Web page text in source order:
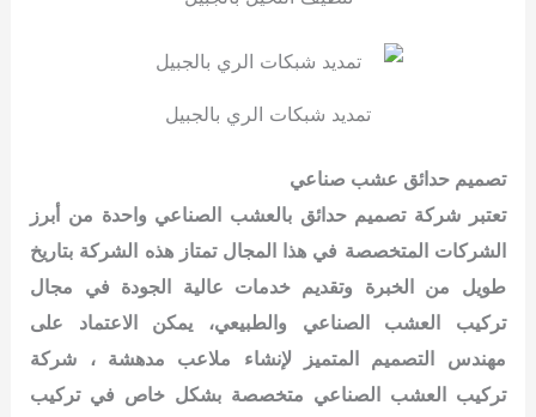
تمديد شبكات الري بالجبيل
تصميم حدائق عشب صناعي
تعتبر شركة تصميم حدائق بالعشب الصناعي واحدة من أبرز
الشركات المتخصصة في هذا المجالتمتاز هذه الشركة بتاريخ
طويل من الخبرة وتقديم خدمات عالية الجودة في مجال
تركيب العشب الصناعي والطبيعي، يمكن الاعتماد على
مهندس التصميم المتميز لإنشاء ملاعب مدهشة ، شركة
تركيب العشب الصناعي متخصصة بشكل خاص في تركيب